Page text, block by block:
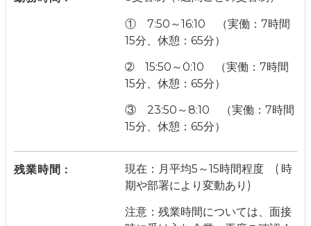
① 7:50～16:10 （実働：7時間
15分、休憩：65分）
➁ 15:50～0:10 （実働：7時間
15分、休憩：65分）
③ 23:50～8:10 （実働：7時間
15分、休憩：65分）
残業時間 :
現在：月平均5～15時間程度 ( 時
期や部署により変動あり)
注意：残業時間については、面接